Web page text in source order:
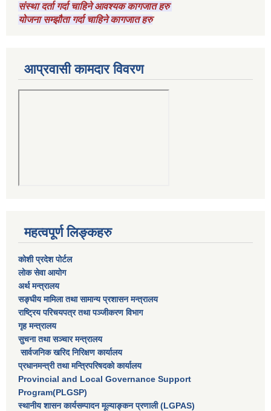
संस्था दर्ता गर्दा चाहिने आवश्यक कागजात हरु
योजना सम्झौता गर्दा चाहिने कागजात हरु
आप्रवासी कामदार विवरण
महत्वपूर्ण लिङ्कहरु
कोशी प्रदेश पोर्टल
लाेक सेवा आयाेग
अर्थ मन्त्रालय
सङ्घीय मामिला तथा सामान्य प्रशासन मन्त्रालय
राष्‍ट्रिय परिचयपत्र तथा पञ्‍जीकरण विभाग
गृह मन्त्रालय
सुचना तथा सञ्चार मन्त्रालय
सार्वजनिक खरिद निरिक्षण कार्यालय
प्रधानमन्त्री तथा मन्त्रिपरिषदकाे कार्यालय
Provincial and Local Governance Support
Program(PLGSP)
स्थानीय शासन कार्यसम्पादन मूल्याङ्कन प्रणाली (LGPAS)